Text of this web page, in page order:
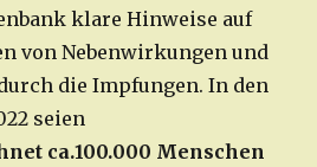
klare Hinweise auf
von Nebenwirkungen und
die Impfungen. In den
seien
ca.100.000 Menschen